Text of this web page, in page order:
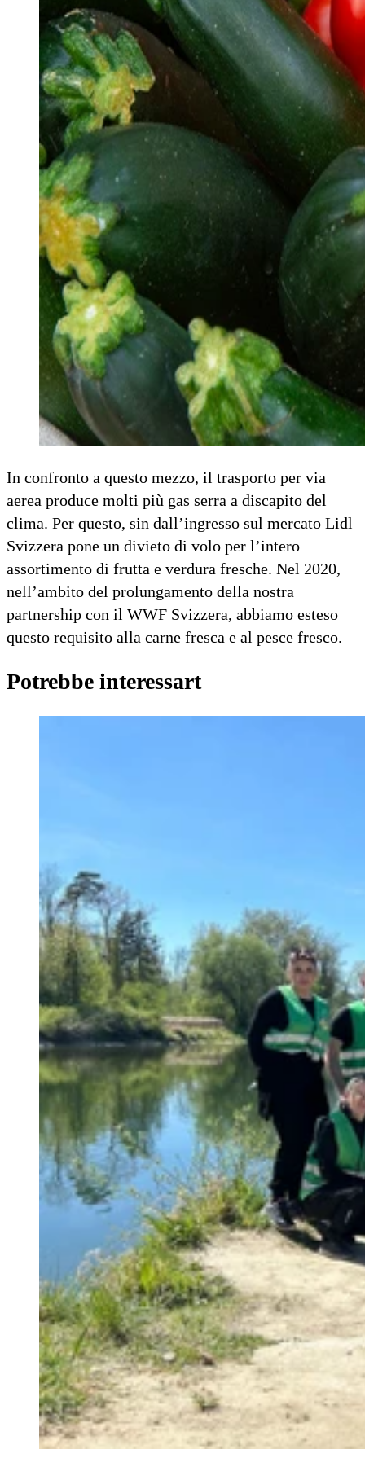
In confronto a questo mezzo, il trasporto per via
aerea produce molti più gas serra a discapito del
clima. Per questo, sin dall’ingresso sul mercato Lidl
Svizzera pone un divieto di volo per l’intero
assortimento di frutta e verdura fresche. Nel 2020,
nell’ambito del prolungamento della nostra
partnership con il WWF Svizzera, abbiamo esteso
questo requisito alla carne fresca e al pesce fresco.
Potrebbe interessart